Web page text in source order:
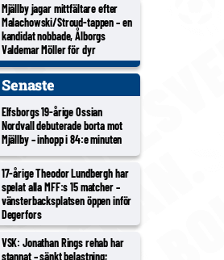
Mjällby jagar mittfältare efter
Malachowski/Stroud-tappen – en
kandidat nobbade, Ålborgs
Valdemar Möller för dyr
Senaste
Elfsborgs 19-årige Ossian
Nordvall debuterade borta mot
Mjällby – inhopp i 84:e minuten
17-årige Theodor Lundbergh har
spelat alla MFF:s 15 matcher –
vänsterbacksplatsen öppen inför
Degerfors
VSK: Jonathan Rings rehab har
stannat – sänkt belastning;